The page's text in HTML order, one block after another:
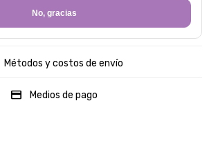
No, gracias
Métodos y costos de envío
Medios de pago